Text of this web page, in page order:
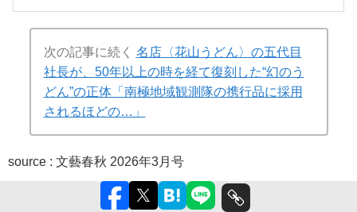
次の記事に続く 名店〈花山うどん〉の五代目
社長が、50年以上の時を経て復刻した“幻のう
どん”の正体「南極地域観測隊の携行品に採用
されるほどの…」
source : 文藝春秋 2026年3月号